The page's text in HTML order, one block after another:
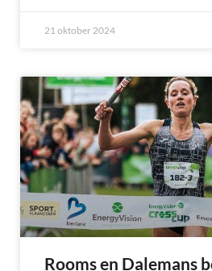
21 oktober 2024
Rooms en Dalemans